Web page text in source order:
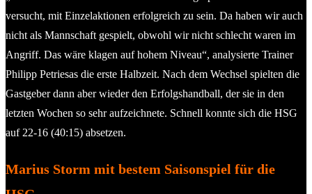
versucht, mit Einzelaktionen erfolgreich zu sein. Da haben wir auch
nicht als Mannschaft gespielt, obwohl wir nicht schlecht waren im
Angriff. Das wäre klagen auf hohem Niveau“, analysierte Trainer
Philipp Petriesas die erste Halbzeit. Nach dem Wechsel spielten die
Gastgeber dann aber wieder den Erfolgshandball, der sie in den
letzten Wochen so sehr aufzeichnete. Schnell konnte sich die HSG
auf 22-16 (40:15) absetzen.
Marius Storm mit bestem Saisonspiel für die